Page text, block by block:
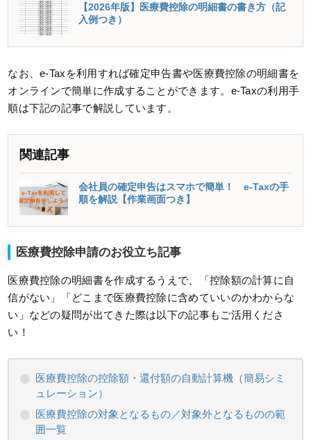
【2026年版】医療費控除の明細書の書き方（記
入例つき）
なお、e-Taxを利用すれば確定申告書や医療費控除の明細書を
オンラインで簡単に作成することができます。e-Taxの利用手
順は下記の記事で解説しています。
関連記事
会社員の確定申告はスマホで簡単！ e-Taxの手
順を解説【作業画面つき】
医療費控除申請のお役立ち記事
医療費控除の明細書を作成するうえで、「控除額の計算に自
信がない」「どこまで医療費控除に含めていいのかわからな
い」などの疑問が出てきた際は以下の記事もご活用くださ
い！
医療費控除の控除額・還付額の自動計算機（簡易シミ
ュレーション）
医療費控除の対象となるもの／対象外となるものの範
囲一覧